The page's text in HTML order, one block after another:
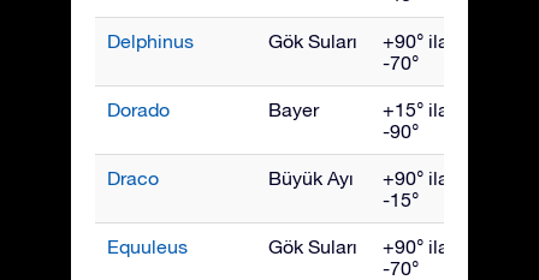
Delphinus Gök Suları
+90° ila
-70°
Dorado Bayer
+15° ila
-90°
Draco Büyük Ayı
+90° ila
-15°
Equuleus Gök Suları
+90° ila
-70°